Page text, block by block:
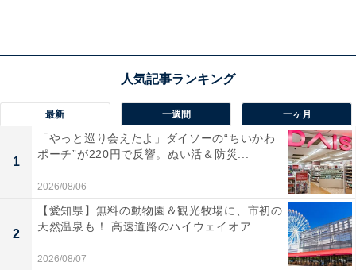
「野天風呂 湯の郷」の口コミは？
最新 一週間 一ヶ月
1
「やっと巡り会えたよ」ダイソーの“ちいかわ
ポーチ”が220円で反響。ぬい活＆防災...
2026/08/06
2
【愛知県】無料の動物園＆観光牧場に、市初の
天然温泉も！ 高速道路のハイウェイオア...
2026/08/07